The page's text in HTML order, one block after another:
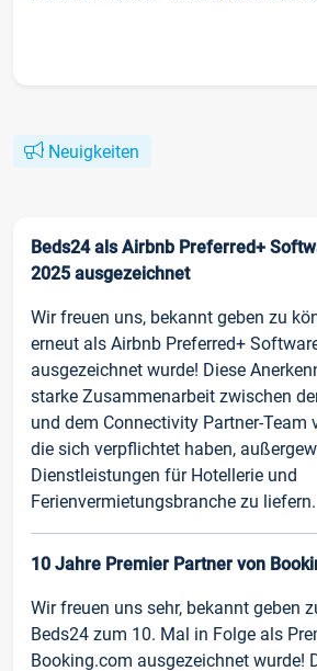
Neuigkeiten
Beds24 als Airbnb Preferred+
2025 ausgezeichnet
Wir freuen uns, bekannt geben zu
erneut als Airbnb Preferred+
ausgezeichnet wurde! Diese
starke Zusammenarbeit zwischen
und dem Connectivity Partner-Team
die sich verpflichtet haben,
Dienstleistungen für Hotellerie und
Ferienvermietungsbranche zu liefern.
10 Jahre Premier Partner von
Wir freuen uns sehr, bekannt geben
Beds24 zum 10. Mal in Folge als
Booking.com ausgezeichnet wurde!